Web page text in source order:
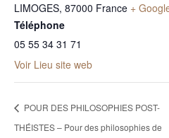
LIMOGES, 87000 France +
Téléphone
05 55 34 31 71
Voir Lieu site web
POUR DES PHILOSOPHIES POST-
THÉISTES – Pour des philosophies de